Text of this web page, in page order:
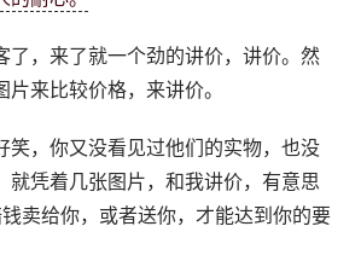
了，来了就一个劲的讲价，讲价。然
片来比较价格，来讲价。
笑，你又没看见过他们的实物，也没
就凭着几张图片，和我讲价，有意思
卖给你，或者送你，才能达到你的要